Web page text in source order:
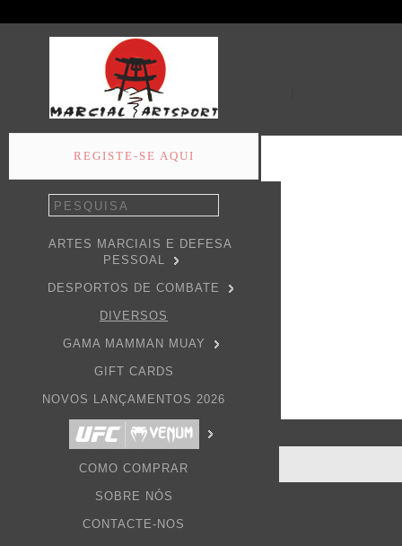
REGISTE-SE AQUI
ARTES MARCIAIS E DEFESA
PESSOAL
DESPORTOS DE COMBATE
DIVERSOS
GAMA MAMMAN MUAY
GIFT CARDS
NOVOS LANÇAMENTOS 2026
COMO COMPRAR
SOBRE NÓS
CONTACTE-NOS